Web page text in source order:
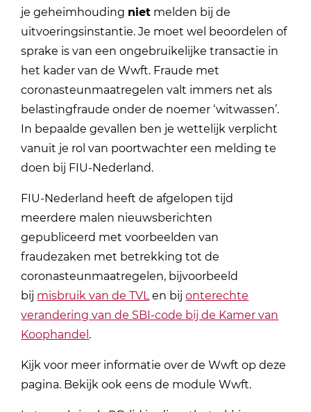
je geheimhouding niet melden bij de
uitvoeringsinstantie. Je moet wel beoordelen of
sprake is van een ongebruikelijke transactie in
het kader van de Wwft. Fraude met
coronasteunmaatregelen valt immers net als
belastingfraude onder de noemer ‘witwassen’.
In bepaalde gevallen ben je wettelijk verplicht
vanuit je rol van poortwachter een melding te
doen bij FIU-Nederland.
FIU-Nederland heeft de afgelopen tijd
meerdere malen nieuwsberichten
gepubliceerd met voorbeelden van
fraudezaken met betrekking tot de
coronasteunmaatregelen, bijvoorbeeld
bij misbruik van de TVL en bijonterechte
verandering van de SBI-code bij de Kamer van
Koophandel .
Kijk voor meer informatie over de Wwft op deze
pagina. Bekijk ook eens de module Wwft.